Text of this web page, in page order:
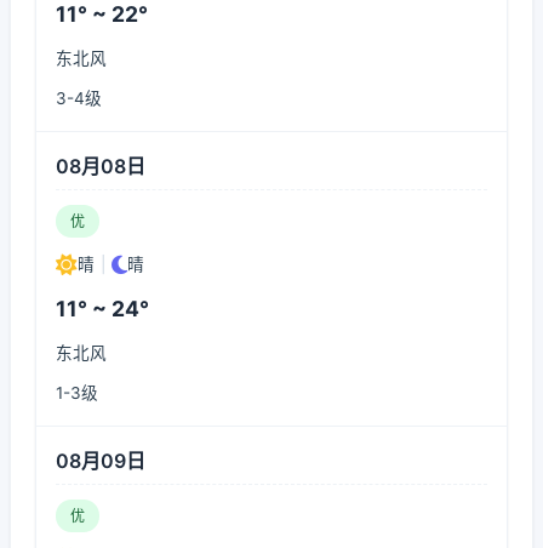
11° ~ 22°
东北风
3-4级
08月08日
优
晴 晴
11° ~ 24°
东北风
1-3级
08月09日
优